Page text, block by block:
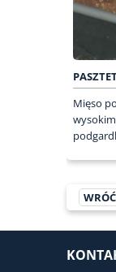
Mięso